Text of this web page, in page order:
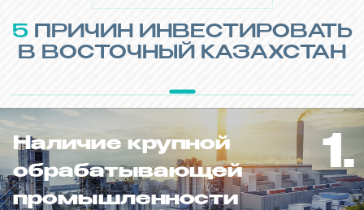
5 ПРИЧИН ИНВЕСТИРОВАТЬ
В ВОСТОЧНЫЙ КАЗАХСТАН
1.
Наличие крупной
обрабатывающей
промышленности